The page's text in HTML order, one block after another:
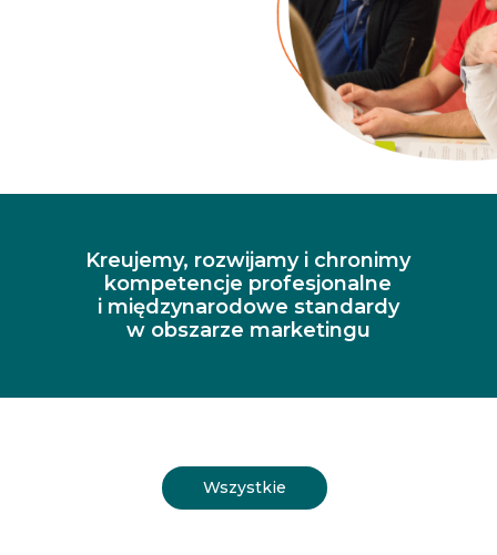
Kreujemy, rozwijamy i chronimy
kompetencje profesjonalne
i międzynarodowe standardy
w obszarze marketingu
Wszystkie